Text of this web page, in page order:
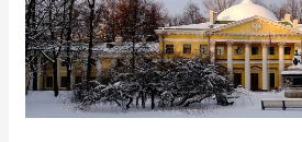
медицинской
академии
имени С.М.Кирова.